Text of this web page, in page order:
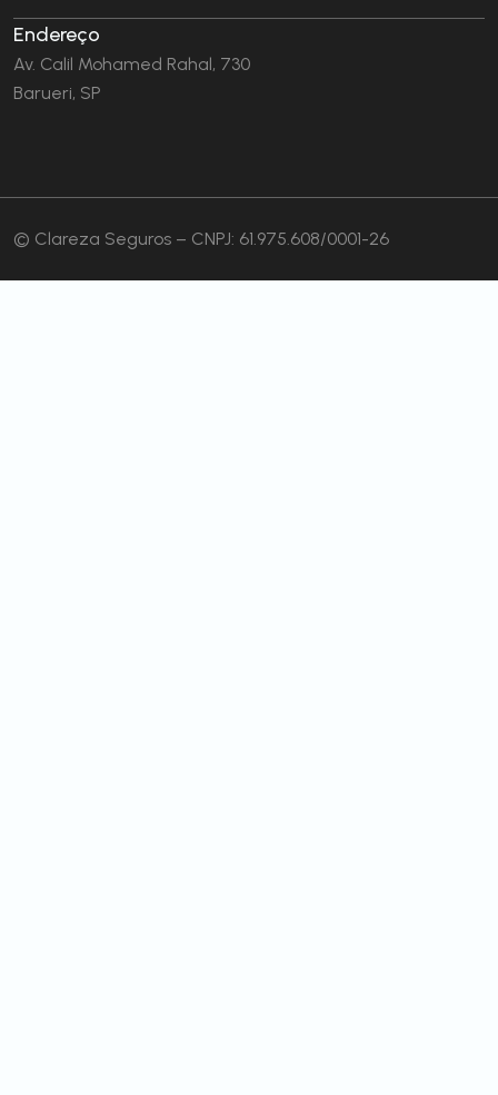
Endereço
Av. Calil Mohamed Rahal, 730
Barueri, SP
© Clareza Seguros – CNPJ: 61.975.608/0001-26